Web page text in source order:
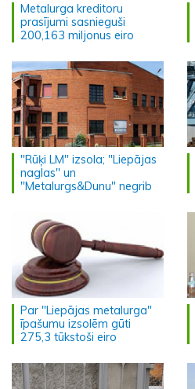
Metalurga kreditoru
prasījumi sasnieguši
200,163 miljonus eiro
"Rūķi LM" izsola; "Liepājas
naglas" un
"Metalurgs&Dunu" negrib
Par "Liepājas metalurga"
īpašumu izsolēm gūti
275,3 tūkstoši eiro